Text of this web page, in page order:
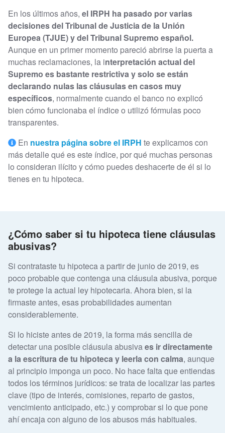
En los últimos años, el IRPH ha pasado por varias
decisiones del Tribunal de Justicia de la Unión
Europea (TJUE) y del Tribunal Supremo español.
Aunque en un primer momento pareció abrirse la puerta a
muchas reclamaciones, la interpretación actual del
Supremo es bastante restrictiva y solo se están
declarando nulas las cláusulas en casos muy
específicos, normalmente cuando el banco no explicó
bien cómo funcionaba el índice o utilizó fórmulas poco
transparentes.
En nuestra página sobre el IRPH te explicamos con
más detalle qué es este índice, por qué muchas personas
lo consideran ilícito y cómo puedes deshacerte de él si lo
tienes en tu hipoteca.
¿Cómo saber si tu hipoteca tiene cláusulas
abusivas?
Si contrataste tu hipoteca a partir de junio de 2019, es
poco probable que contenga una cláusula abusiva, porque
te protege la actual ley hipotecaria. Ahora bien, si la
firmaste antes, esas probabilidades aumentan
considerablemente.
Si lo hiciste antes de 2019, la forma más sencilla de
detectar una posible cláusula abusivaes ir directamente
a la escritura de tu hipoteca y leerla con calma, aunque
al principio imponga un poco. No hace falta que entiendas
todos los términos jurídicos: se trata de localizar las partes
clave (tipo de interés, comisiones, reparto de gastos,
vencimiento anticipado, etc.) y comprobar si lo que pone
ahí encaja con alguno de los abusos más habituales.